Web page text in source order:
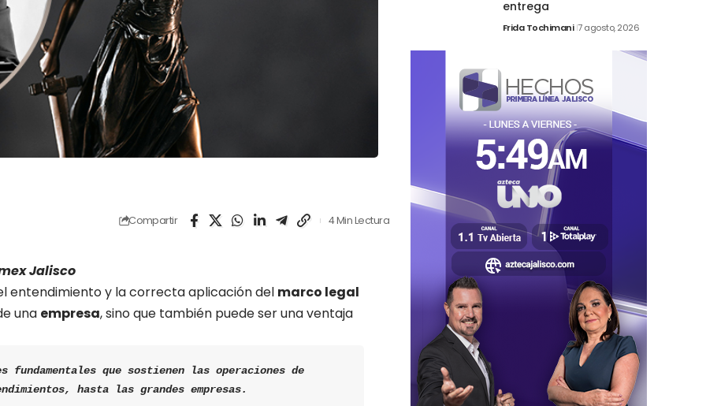
Compartir 4 Min Lectura
Jalisco
entendimiento y la correcta aplicación del marco legal
una empresa, sino que también puede ser una ventaja
que sostienen las operaciones de
hasta las grandes empresas.
entrega
Frida Tochimani 7 agosto, 2026